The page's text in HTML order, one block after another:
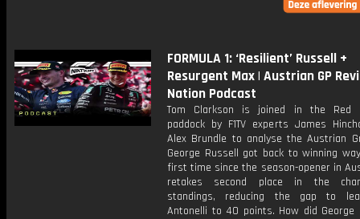
FORMULA 1: ‘Resilient’ Russell +
Resurgent Max | Austrian GP
Nation Podcast
Tom Clarkson is joined in the Red
paddock by F1TV experts James
Alex Brundle to analyse the Austrian
George Russell got back to winning
first time since the season-opener in
retakes second place in the
standings, reducing the gap to
Antonelli to 40 points. How did George